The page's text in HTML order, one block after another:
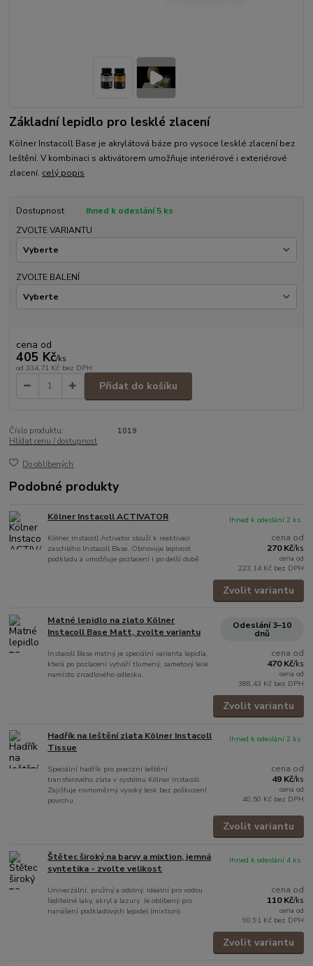
Základní lepidlo pro lesklé zlacení
Kölner Instacoll Base je akrylátová báze pro vysoce lesklé zlacení bez
leštění. V kombinaci s aktivátorem umožňuje interiérové i exteriérové
zlacení. celý popis
Dostupnost
Ihned k odeslání 5 ks
ZVOLTE VARIANTU
ZVOLTE BALENÍ
cena od
405 Kč/ks
od 334,71 Kč bez DPH
Přidat do košíku
Číslo produktu:
1019
Hlídat cenu / dostupnost
Do oblíbených
Podobné produkty
Kölner Instacoll ACTIVATOR
Kölner Instacoll Activator slouží k reaktivaci
zaschlého Instacoll Base. Obnovuje lepivost
podkladu a umožňuje pozlacení i po delší době.
cena od
270 Kč/ks
cena od
223,14 Kč bez DPH
Ihned k odeslání 2 ks
Zvolit variantu
Matné lepidlo na zlato Kölner
Instacoll Base Matt, zvolte variantu
Instacoll Base matný je speciální varianta lepidla,
která po pozlacení vytváří tlumený, sametový lesk
namísto zrcadlového odlesku.
cena od
470 Kč/ks
cena od
388,43 Kč bez DPH
Odeslání 3–10
dnů
Zvolit variantu
Hadřík na leštění zlata Kölner Instacoll
Tissue
Speciální hadřík pro precizní leštění
transferového zlata v systému Kölner Instacoll.
Zajišťuje rovnoměrný vysoký lesk bez poškození
povrchu.
cena od
49 Kč/ks
cena od
40,50 Kč bez DPH
Ihned k odeslání 2 ks
Zvolit variantu
Štětec široký na barvy a mixtion, jemná
syntetika - zvolte velikost
Univerzální, pružný a odolný. Ideální pro vodou
ředitelné laky, akryl a lazury. Je oblíbený pro
nanášení podkladových lepidel (mixtion).
cena od
110 Kč/ks
cena od
90,91 Kč bez DPH
Ihned k odeslání 4 ks
Zvolit variantu